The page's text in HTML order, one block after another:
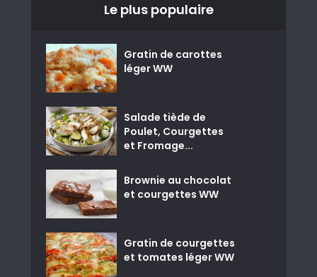
Le plus populaire
Gratin de carottes
léger WW
Salade tiède de
Poulet, Courgettes
et Fromage...
Brownie au chocolat
et courgettes WW
Gratin de courgettes
et tomates léger WW